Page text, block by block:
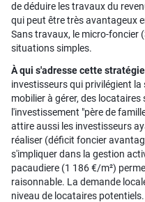
de déduire les travaux du
qui peut être très avantageux
Sans travaux, le micro-foncier
situations simples.
À qui s'adresse cette
investisseurs qui privilégient
mobilier à gérer, des locataires
l'investissement "père de
attire aussi les investisseurs
réaliser (déficit foncier
s'impliquer dans la gestion
pacaudiere (1 186 €/m²)
raisonnable. La demande
niveau de locataires potentiels.